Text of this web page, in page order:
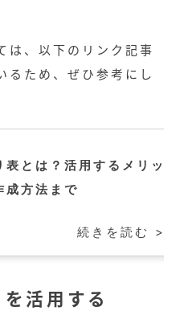
は、以下のリンク記事
るため、ぜひ参考にし
表とは？活用するメリッ
成方法まで
続きを読む >
活用する